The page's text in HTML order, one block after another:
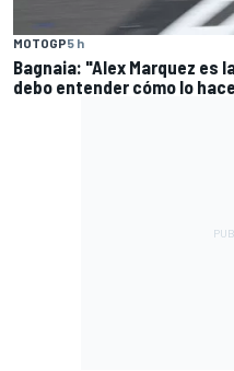
MOTOGP5 h
Bagnaia: "Alex Marquez es
debo entender cómo lo